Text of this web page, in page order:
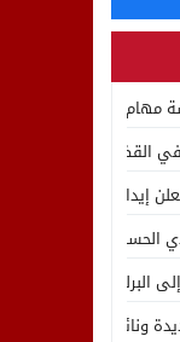
مهام المجلس الوطني
ثابتة
إيداع رئيسها
الحسن يدشن “برج
البرلمان واستقالة
ونائب لوكيل الملك